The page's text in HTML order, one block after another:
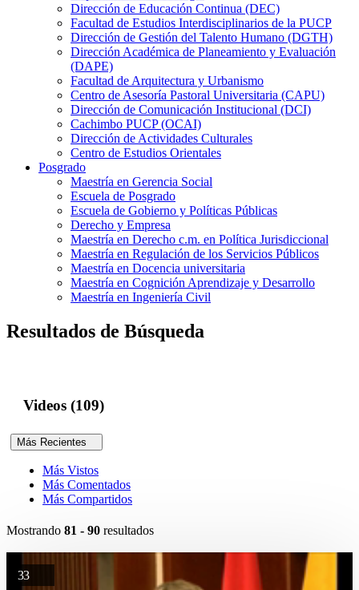
Dirección de Educación Continua (DEC)
Facultad de Estudios Interdisciplinarios de la PUCP
Dirección de Gestión del Talento Humano (DGTH)
Dirección Académica de Planeamiento y Evaluación
(DAPE)
Facultad de Arquitectura y Urbanismo
Centro de Asesoría Pastoral Universitaria (CAPU)
Dirección de Comunicación Institucional (DCI)
Cachimbo PUCP (OCAI)
Dirección de Actividades Culturales
Centro de Estudios Orientales
Posgrado
Maestría en Gerencia Social
Escuela de Posgrado
Escuela de Gobierno y Políticas Públicas
Derecho y Empresa
Maestría en Derecho c.m. en Política Jurisdiccional
Maestría en Regulación de los Servicios Públicos
Maestría en Docencia universitaria
Maestría en Cognición Aprendizaje y Desarrollo
Maestría en Ingeniería Civil
Resultados de Búsqueda
Videos (109)
Más Recientes
Más Vistos
Más Comentados
Más Compartidos
Mostrando 81 - 90 resultados
33